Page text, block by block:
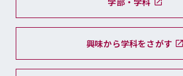
興味から学科をさがす